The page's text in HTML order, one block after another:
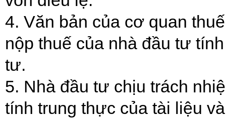
4. Văn bản của cơ quan
nộp thuế của nhà đầu tư
tư.
5. Nhà đầu tư chịu trách
tính trung thực của tài liệu